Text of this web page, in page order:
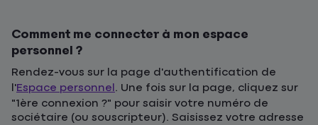
Comment me connecter à mon espace
personnel ?
Rendez-vous sur la page d'authentification de
l'Espace personnel . Une fois sur la page, cliquez sur
"1ère connexion ?" pour saisir votre numéro de
sociétaire (ou souscripteur). Saisissez votre adresse